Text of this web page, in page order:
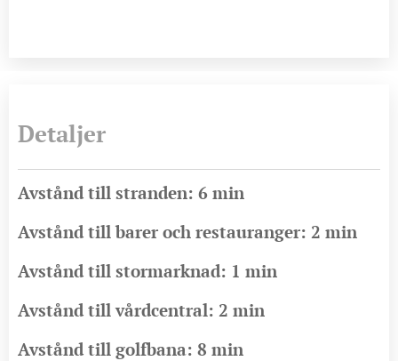
Detaljer
Avstånd till stranden: 6 min
Avstånd till barer och restauranger: 2 min
Avstånd till stormarknad: 1 min
Avstånd till vårdcentral: 2 min
Avstånd till golfbana: 8 min